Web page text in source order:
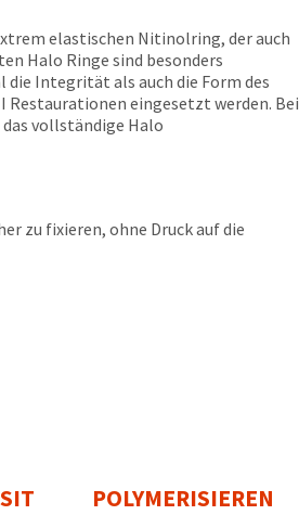
elastischen Nitinolring, der auch
Halo Ringe sind besonders
die Integrität als auch die Form des
Restaurationen eingesetzt werden. Bei
vollständige Halo
zu fixieren, ohne Druck auf die
POLYMERISIEREN